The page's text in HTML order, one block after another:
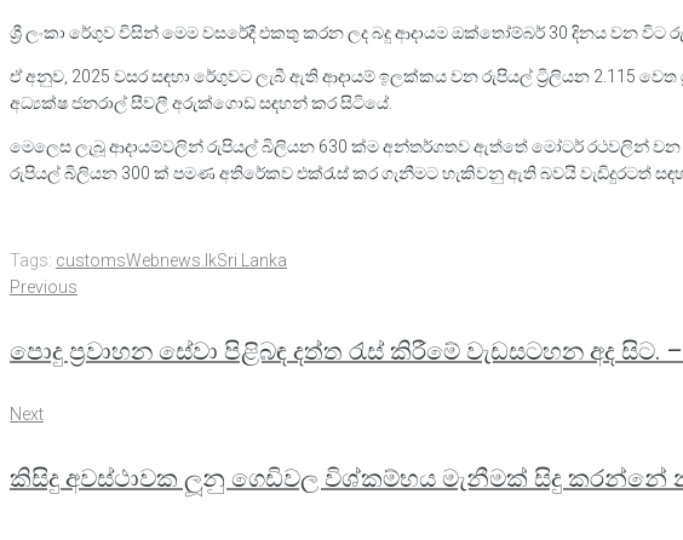
ශ්‍රී ලංකා රේගුව විසින් මෙම වසරේදී එකතු කරන ලද බදු ආදායම ඔක්තෝම්බර් 30 දිනය වන විට
ඒ අනුව, 2025 වසර සඳහා රේගුවට ලැබී ඇති ආදායම් ඉලක්කය වන රුපියල් ට්‍රිලියන 2.115
අධ්‍යක්ෂ ජනරාල් සීවලී අරුක්ගොඩ සඳහන් කර සිටියේ.
මෙලෙස ලැබූ ආදායම්වලින් රුපියල් බිලියන 630 ක්ම අන්තර්ගතව ඇත්තේ මෝටර් රථවලින් වන
රුපියල් බිලියන 300 ක් පමණ අතිරේකව එක්රැස් කර ගැනීමට හැකිවනු ඇති බවයි වැඩිදුරටත්
Tags: customsWebnews.lkSri Lanka
Post
navigation
Previous
Previous
පොදු ප්‍රවාහන සේවා පිළිබඳ දත්ත රැස් කිරීමේ වැඩසටහන අද සිට. –
Next
Next
කිසිදු අවස්ථාවක ලූනු ගෙඩිවල විශ්කම්භය මැනීමක් සිදු කරන්නේ